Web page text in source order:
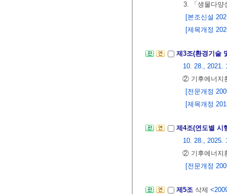
3. 「생물다양
[본조신설
[제목개정
제3조(환경기술
10. 28., 2021.
② 기후에너지
[전문개정
[제목개정
제4조(연도별 시
10. 28., 2025.
② 기후에너지
[전문개정
제5조 삭제